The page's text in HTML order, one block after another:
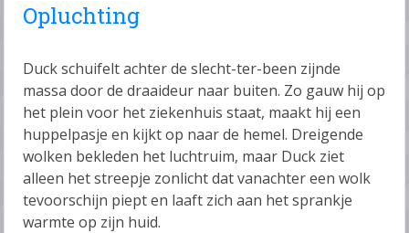
Opluchting
Duck schuifelt achter de slecht-ter-been zijnde
massa door de draaideur naar buiten. Zo gauw hij op
het plein voor het ziekenhuis staat, maakt hij een
huppelpasje en kijkt op naar de hemel. Dreigende
wolken bekleden het luchtruim, maar Duck ziet
alleen het streepje zonlicht dat vanachter een wolk
tevoorschijn piept en laaft zich aan het sprankje
warmte op zijn huid.